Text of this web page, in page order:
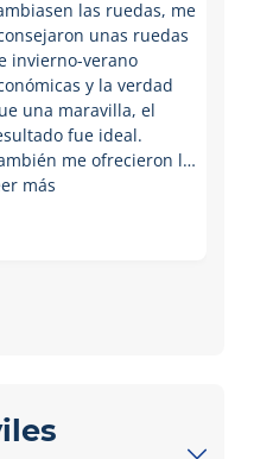
las ruedas, me
unas ruedas
invierno-verano
y la verdad
una maravilla, el
fue ideal.
me ofrecieron l…
más